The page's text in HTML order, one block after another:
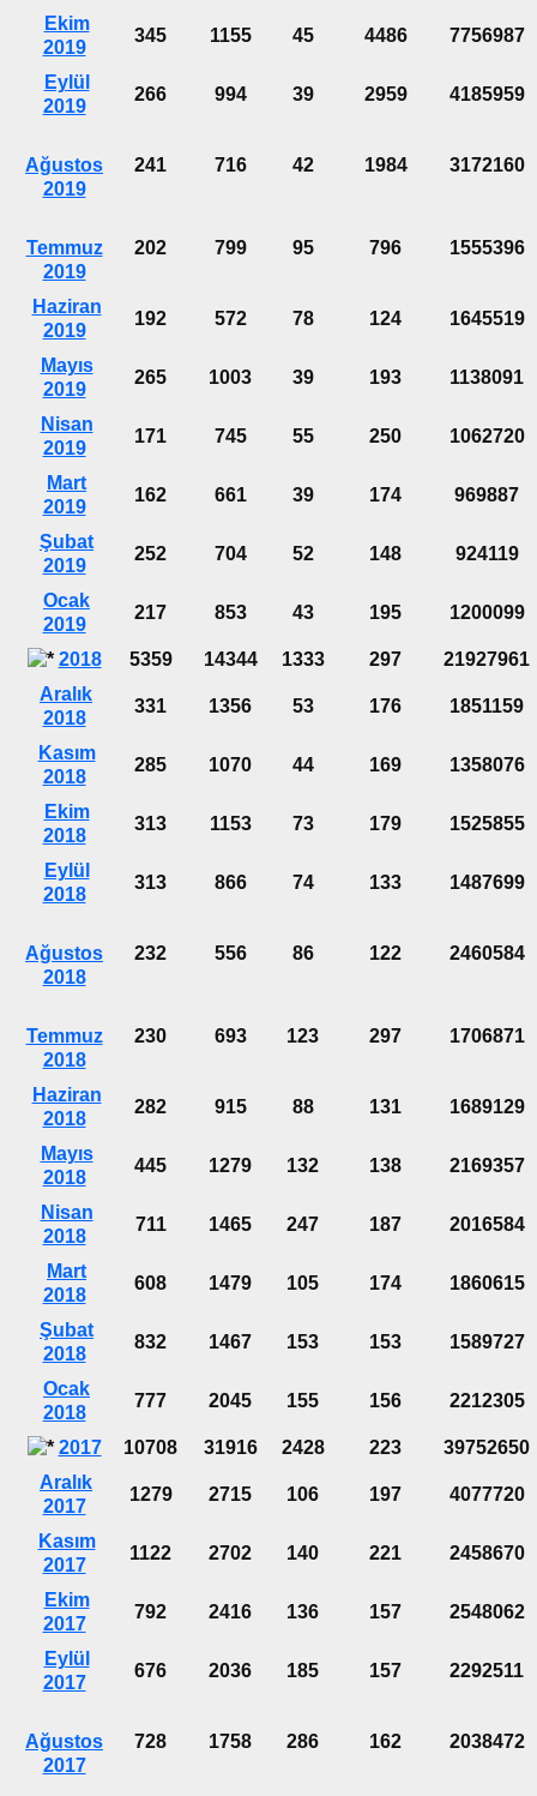
Ekim
2019
345 1155 45 4486 7756987
Eylül
2019
266 994 39 2959 4185959
Ağustos
2019
241 716 42 1984 3172160
Temmuz
2019
202 799 95 796 1555396
Haziran
2019
192 572 78 124 1645519
Mayıs
2019
265 1003 39 193 1138091
Nisan
2019
171 745 55 250 1062720
Mart
2019
162 661 39 174 969887
Şubat
2019
252 704 52 148 924119
Ocak
2019
217 853 43 195 1200099
2018 5359 14344 1333 297
21927961
Aralık
2018
331 1356 53 176 1851159
Kasım
2018
285 1070 44 169 1358076
Ekim
2018
313 1153 73 179 1525855
Eylül
2018
313 866 74 133 1487699
Ağustos
2018
232 556 86 122 2460584
Temmuz
2018
230 693 123 297 1706871
Haziran
2018
282 915 88 131 1689129
Mayıs
2018
445 1279 132 138 2169357
Nisan
2018
711 1465 247 187 2016584
Mart
2018
608 1479 105 174 1860615
Şubat
2018
832 1467 153 153 1589727
Ocak
2018
777 2045 155 156 2212305
2017 10708 31916 2428 223
39752650
Aralık
2017
1279 2715 106 197 4077720
Kasım
2017
1122 2702 140 221 2458670
Ekim
2017
792 2416 136 157 2548062
Eylül
2017
676 2036 185 157 2292511
Ağustos
2017
728 1758 286 162 2038472